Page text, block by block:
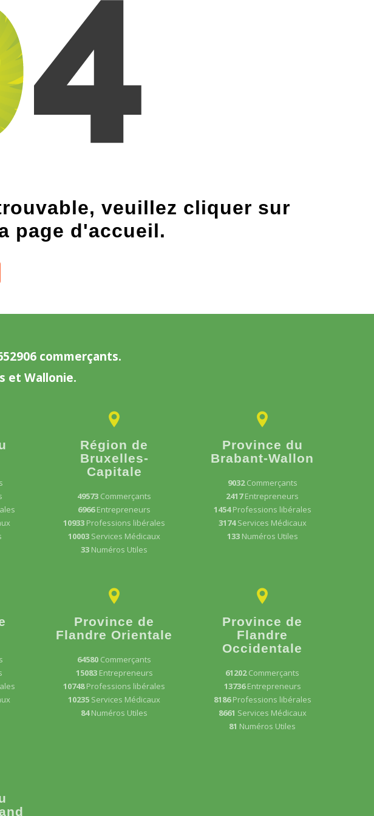
veuillez cliquer sur
page d'accueil.
commerçants.
et Wallonie.
Région de
Bruxelles-
Capitale
49573 Commerçants
6966Entrepreneurs
10933 Professions libérales
10003 Services Médicaux
33 Numéros Utiles
Province du
Brabant-Wallon
9032Commerçants
2417Entrepreneurs
1454Professions libérales
3174Services Médicaux
133 Numéros Utiles
Province de
Flandre Orientale
64580 Commerçants
15083 Entrepreneurs
10748Professions libérales
10235 Services Médicaux
84Numéros Utiles
Province de
Flandre
Occidentale
61202Commerçants
13736Entrepreneurs
8186Professions libérales
8661 Services Médicaux
81 Numéros Utiles